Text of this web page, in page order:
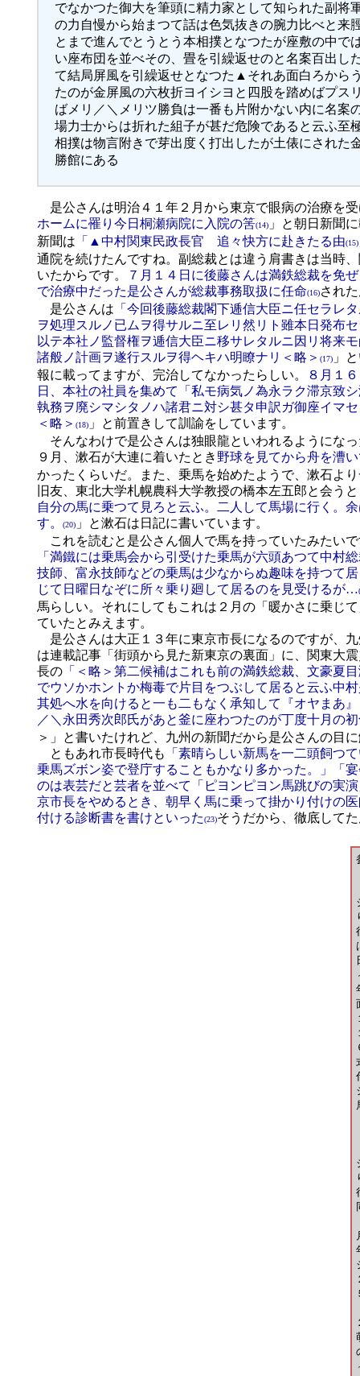
でなかつた御大を筆頭に精力家として知られた副
の力自慢から始まつて話は色気抜きの腕力比べと来
とまで進んでとうとう本相撲となつたが座敷の中で
い座布団を並べその、畳を引繰返せのと名案百出し
て結局屏風を引繰返せとなつた▲それあ面白ろから
たのが金屏風の六枚折ヨイシヨと四股を踏めばプス
ばメリ／＼メリツ勝負は一番も片附かない内に名案
場力士からは折れた組子が甚だ危険であると云ふ至
相撲は物言附きで芽出度く打出したが土俵にされた
勝館にある
是公さんは明治４１年２月から東京で眼病の治療を
ホームに罹り今日桐瀬病院に入院の筈(14) 」と朝日新聞
新聞は 「▲中村関東民政長官 追々快方に赴きたる由(15)
通院を続けたんですね。副総裁とは違う肩書きは当時
いたからです。
７月１４日に後藤さんは満鉄総裁を免
で治療中だった是公さんが総裁事務取扱に任命(16)され
是公さんは 「今回後藤総裁閣下逓信大臣ニ任セラレ
ヲ処理スルノ已ムヲ得サルニ至レリ然リト雖本日発布
以テ本社ノ監督権ヲ逓信大臣ニ移サレタルニ因リ将来
諸般ノ計画ヲ遂行スルヲ得ヘキハ明瞭ナリ＜略＞ (17) 」
報に載ってますが、完治してなかったらしい。
８月１
日、本社の社員を集めて「私モ病気ノ為永ラク滞京致
執務ヲ廃シマシタノハ諸君ニ対シ甚タ申訳ガ御座イマ
＜略＞ (18) 」と前置きして訓諭をしています。
そんなわけで是公さんは独眼龍といわれるようにな
９月、漱石が大連に着いたとき 野球を見てから舟を漕
かったくらいだ。また、乗馬を始めたようで、漱石よ
旧友、東北大学札幌農科大学教授の橋本左五郎と会うと
自分の馬に乗つて見ろと云ふ。二人して馬場に行く。
す。
(20) 」と漱石は日記に書いています。
これを読むと是公さん個人で馬を持っていたみたい
「満鐵には乗馬会から引受けた乗馬が六頭あつて中村
技師、富永技師などの乗馬は少なからぬ趣味を持つて
じて日曜日なぞに所々乗り廻して居るのを見受けるが…
馬らしい。それにしてもこれは２月の「暖かさに乗じ
ていたとみえます。
是公さんは大正１３年に東京市長になるのですが、
は連載記事「街頭から見た新東京の裏面」に、関東大
長の 「＜略＞第二候補はこれも前の満鉄総裁、文豪夏
でウソかホントか梅毒で片目をつぶして居ると云ふ中
其処へ水を向けると一も二もなく承知して『オヤまあ
／＼永田秀次郎氏があと釜に座わつたのが丁度十月の
＞」と書いたけれど、九州の新聞だから是公さんの目
ともあれ市長時代も
「素晴らしい新馬を一二頭飼つ
乗馬ズボン姿で登庁することもかなり多かった。」「
のは表芸だと芸者を並べて「ピヨンピヨン馬跳びの実
京市長をやめるとき、朝早く馬に乗って掛かり付けの
付ける診断書を書けといった(23)そうだから、徹底して